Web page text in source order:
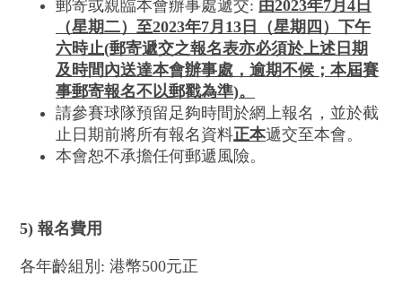
郵寄或親臨本會辦事處遞交: 由2023年7月 4 日
（星期二）至2023年7月 13 日（星期四 ） 下午
六時止(郵寄遞交之報名表亦必須於上述日期
及時間內送達本會辦事處，逾期不候；本屆賽
事郵寄報名不以郵戳為準)。
請參賽球隊預留足夠時間於網上報名，並於截
止日期前將所有報名資料正本遞交至本會。
本會恕不承擔任何郵遞風險。
5) 報名費用
各年齡組別: 港幣500元正